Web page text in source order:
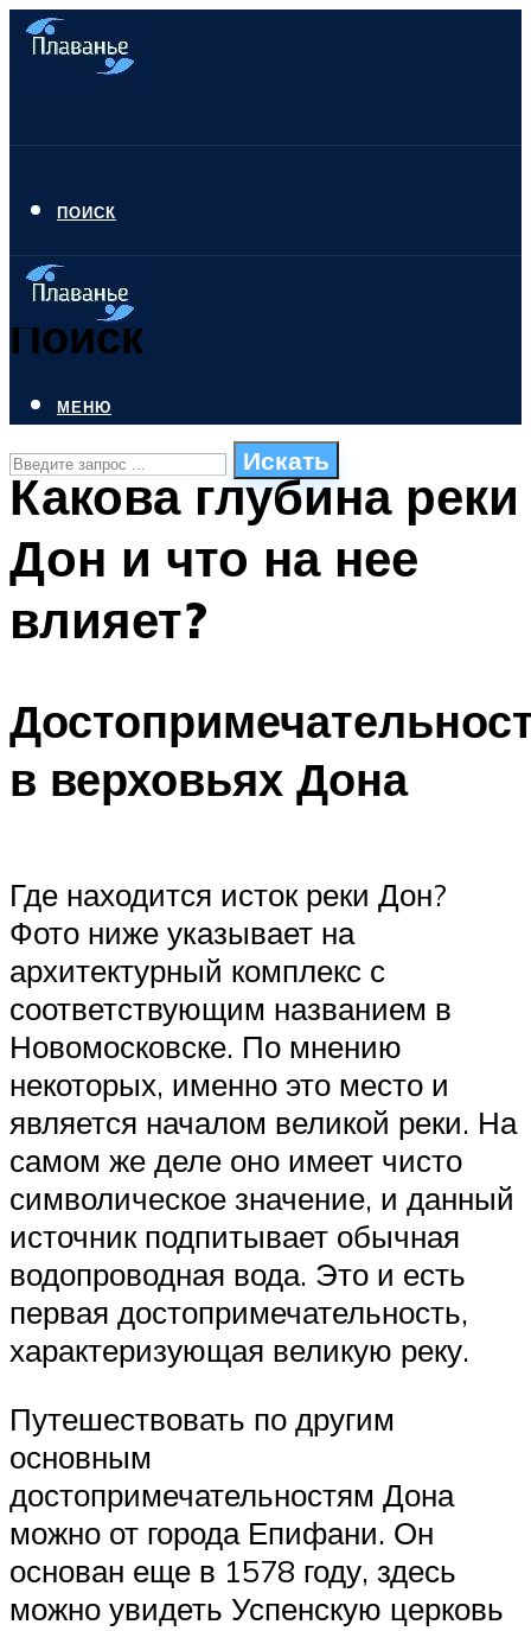
ПОИСК
Поиск
Искать
ПЛАВАНЬЕ ДЛЯ ДЕТЕЙ
БАССЕЙН ДЛЯ ДОМА
МЕНЮ
МЕНЮ
Какова глубина реки
Дон и что на нее
влияет?
в верховьях Дона
Где находится исток реки Дон?
Фото ниже указывает на
архитектурный комплекс с
соответствующим названием в
Новомосковске. По мнению
некоторых, именно это место и
является началом великой реки. На
самом же деле оно имеет чисто
символическое значение, и данный
источник подпитывает обычная
водопроводная вода. Это и есть
первая достопримечательность,
характеризующая великую реку.
Путешествовать по другим
основным
достопримечательностям Дона
можно от города Епифани. Он
основан еще в 1578 году, здесь
можно увидеть Успенскую церковь